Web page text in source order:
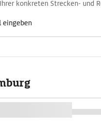
konkreten Strecken- und
eingeben